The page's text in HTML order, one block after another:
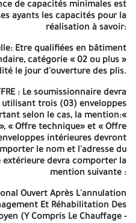
publics de la Wilaya de Mascara
de l'action lance un 2eme avis
ouvert après l'annulation Pour
Climatisation) De La Wilaya De
Mascara Répartie Comme Suit:
Oued-Abtal -Daira de Oued Abtal
présent appel d'offres national
minimales est destiné aux
pour la réalisation à savoir:
qualifiées en bâtiment activité
« 02 ou plus » en cours de
soumissionnaire devra cacheter
intérieures séparées
de capacités minimales est
ayants les capacités pour la
réalisation à savoir:
Etre qualifiées en bâtiment
catégorie « 02 ou plus »
le jour d'ouverture des plis.
: Le soumissionnaire devra
trois (03) enveloppes
selon le cas, la mention:«
« Offre technique» et « Offre
intérieures devront
le nom et l'adresse du
extérieure devra comporter la
mention suivante :
Ouvert Après L'annulation
Et Réhabilitation Des
(Y Compris Le Chauffage -